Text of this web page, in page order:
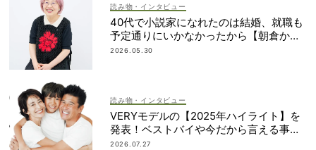
読み物・インタビュー
40代で小説家になれたのは結婚、就職も
予定通りにいかなかったから【朝倉かす
みさん】
2026.05.30
読み物・インタビュー
VERYモデルの【2025年ハイライト】を
発表！ベストバイや今だから言える事件
簿も大公開
2026.07.27